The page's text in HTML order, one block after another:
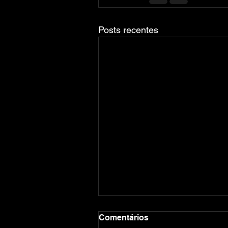
Posts recentes
Comentários